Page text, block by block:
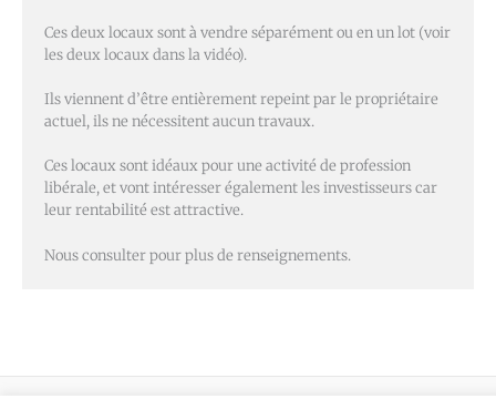
Ces deux locaux sont à vendre séparément ou en un lot (voir
les deux locaux dans la vidéo).
Ils viennent d’être entièrement repeint par le propriétaire
actuel, ils ne nécessitent aucun travaux.
Ces locaux sont idéaux pour une activité de profession
libérale, et vont intéresser également les investisseurs car
leur rentabilité est attractive.
Nous consulter pour plus de renseignements.